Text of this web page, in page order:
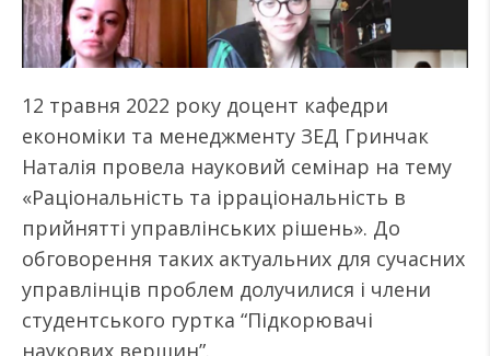
12 травня 2022 року доцент кафедри
економіки та менеджменту ЗЕД Гринчак
Наталія провела науковий семінар на тему
«Раціональність та ірраціональність в
прийнятті управлінських рішень». До
обговорення таких актуальних для сучасних
управлінців проблем долучилися і члени
студентського гуртка “Підкорювачі
наукових вершин”.